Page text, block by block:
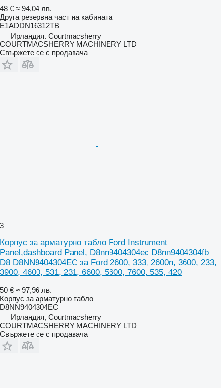
48 € ≈ 94,04 лв.
Друга резервна част на кабината
E1ADDN16312TB
Ирландия, Courtmacsherry
COURTMACSHERRY MACHINERY LTD
Свържете се с продавача
3
Корпус за арматурно табло Ford Instrument
Panel,dashboard Panel, D8nn9404304ec D8nn9404304fb
D8 D8NN9404304EC за Ford 2600, 333, 2600n, 3600, 233,
3900, 4600, 531, 231, 6600, 5600, 7600, 535, 420
50 € ≈ 97,96 лв.
Корпус за арматурно табло
D8NN9404304EC
Ирландия, Courtmacsherry
COURTMACSHERRY MACHINERY LTD
Свържете се с продавача